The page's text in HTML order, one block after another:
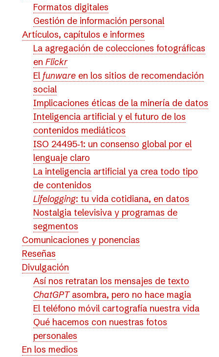
Formatos digitales
Gestión de información personal
Artículos, capítulos e informes
La agregación de colecciones fotográficas
en Flickr
El funwareen los sitios de recomendación
social
Implicaciones éticas de la minería de datos
Inteligencia artificial y el futuro de los
contenidos mediáticos
ISO 24495‑1: un consenso global por el
lenguaje claro
La inteligencia artificial ya crea todo tipo
de contenidos
Lifelogging: tu vida cotidiana, en datos
Nostalgia televisiva y programas de
segmentos
Comunicaciones y ponencias
Reseñas
Divulgación
Así nos retratan los mensajes de texto
ChatGPTasombra, pero no hace magia
El teléfono móvil cartografía nuestra vida
Qué hacemos con nuestras fotos
personales
En los medios